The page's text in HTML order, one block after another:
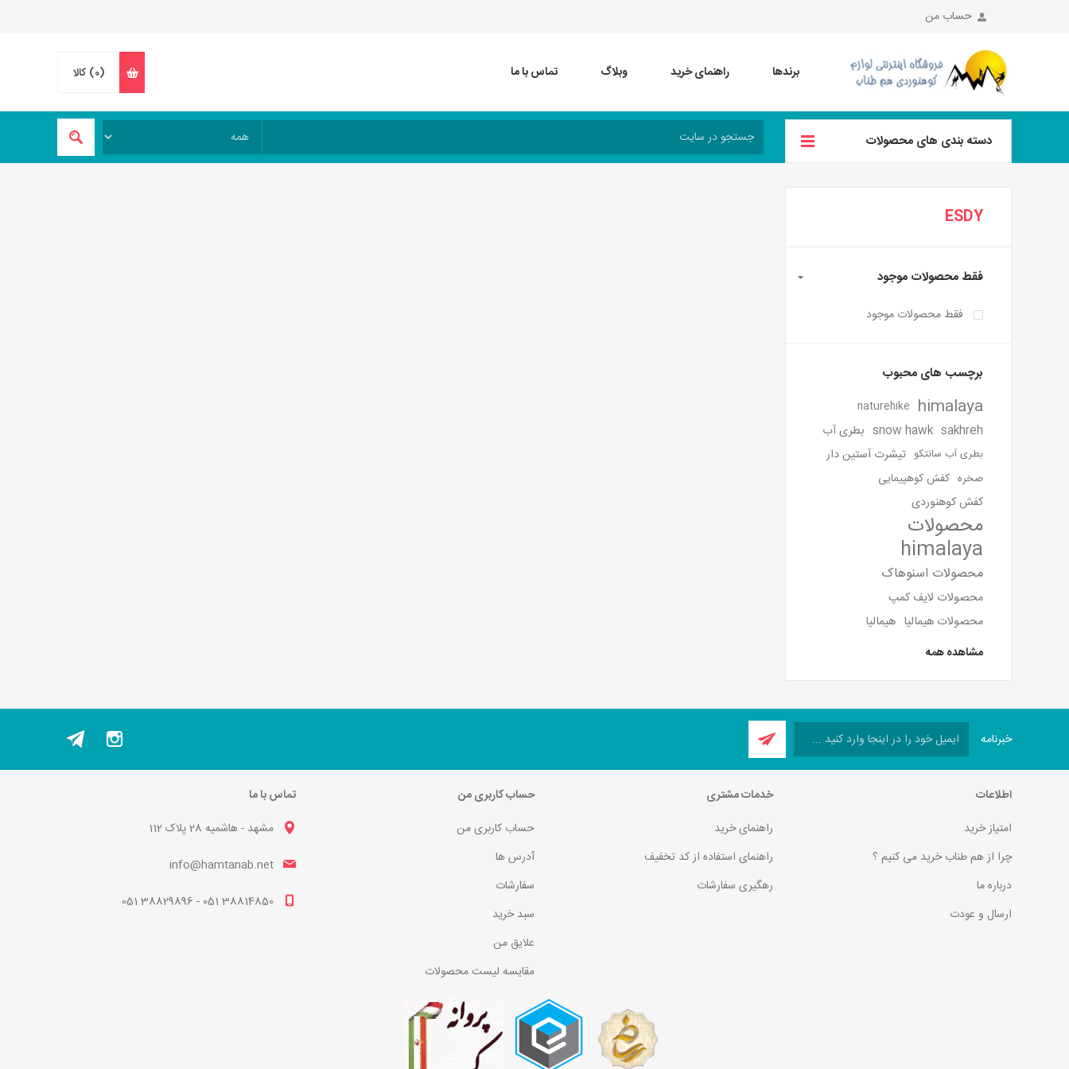
حساب من
برندها راهنمای خرید وبلاگ تماس با ما (0) کالا
دسته بندی های محصولات
ESDY
فقط محصولات موجود
فقط محصولات موجود
برچسب های محبوب
himalaya
naturehike
sakhreh
snow hawk بطری آب
بطری آب سانتکو تیشرت آستین دار
صخره کفش کوهپیمایی
کفش کوهنوردی
محصولات
himalaya
محصولات اسنوهاک
محصولات لایف کمپ
محصولات هیمالیا هیمالیا
مشاهده همه
خبرنامه
اطلاعات
امتیاز خرید
چرا از هم طناب خرید می کنیم ؟
درباره ما
ارسال و عودت
خدمات مشتری
راهنمای خرید
راهنمای استفاده از کد تخفیف
رهگیری سفارشات
حساب کاربری من
حساب کاربری من
آدرس ها
سفارشات
سبد خرید
علایق من
مقایسه لیست محصولات
تماس با ما
مشهد - هاشمیه 28 پلاک 112
info@hamtanab.net
38814850 051 - 38829896 051